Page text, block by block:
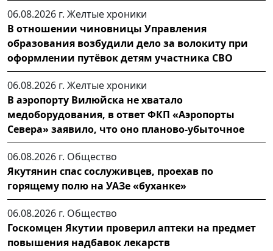
06.08.2026 г. Желтые хроники
В отношении чиновницы Управления
образования возбудили дело за волокиту при
оформлении путёвок детям участника СВО
06.08.2026 г. Желтые хроники
В аэропорту Вилюйска не хватало
медоборудования, в ответ ФКП «Аэропорты
Севера» заявило, что оно планово-убыточное
06.08.2026 г. Общество
Якутянин спас сослуживцев, проехав по
горящему полю на УАЗе «буханке»
06.08.2026 г. Общество
Госкомцен Якутии проверил аптеки на предмет
повышения надбавок лекарств